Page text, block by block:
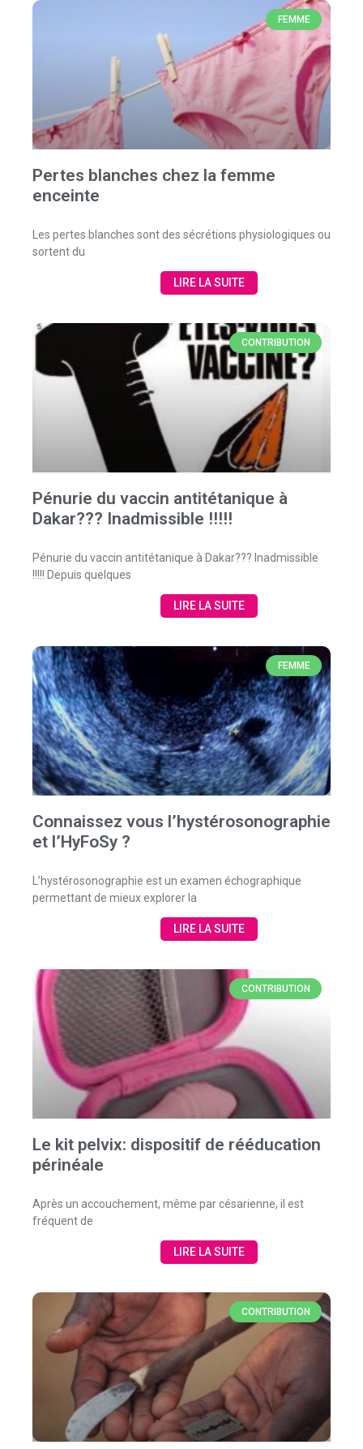
FEMME
Pertes blanches chez la femme
enceinte
Les pertes blanches sont des sécrétions physiologiques ou
sortent du
LIRE LA SUITE
CONTRIBUTION
Pénurie du vaccin antitétanique à
Dakar??? Inadmissible !!!!!
Pénurie du vaccin antitétanique à Dakar??? Inadmissible
!!!!! Depuis quelques
LIRE LA SUITE
FEMME
Connaissez vous l’hystérosonographie
et l’HyFoSy ?
L’hystérosonographie est un examen échographique
permettant de mieux explorer la
LIRE LA SUITE
CONTRIBUTION
Le kit pelvix: dispositif de rééducation
périnéale
Après un accouchement, même par césarienne, il est
fréquent de
LIRE LA SUITE
CONTRIBUTION